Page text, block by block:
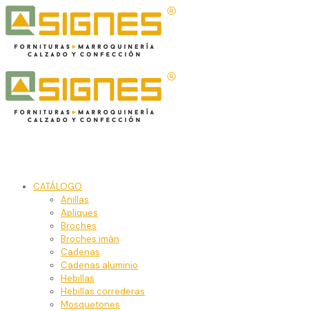
CATÁLOGO
Anillas
Apliques
Broches
Broches imán
Cadenas
Cadenas aluminio
Hebillas
Hebillas correderas
Mosquetones